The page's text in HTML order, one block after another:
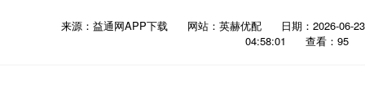
来源：益通网APP下载 网站：英赫优配
日期：2026-06-23
04:58:01
查看：95